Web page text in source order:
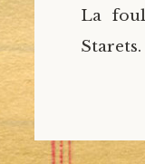
La
Starets.